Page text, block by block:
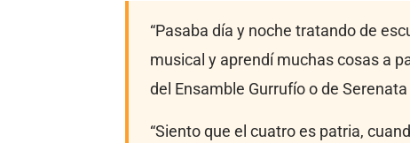
“Pasaba día y noche tratando de
musical y aprendí muchas cosas a
del Ensamble Gurrufío o de Serenata
“Siento que el cuatro es patria,